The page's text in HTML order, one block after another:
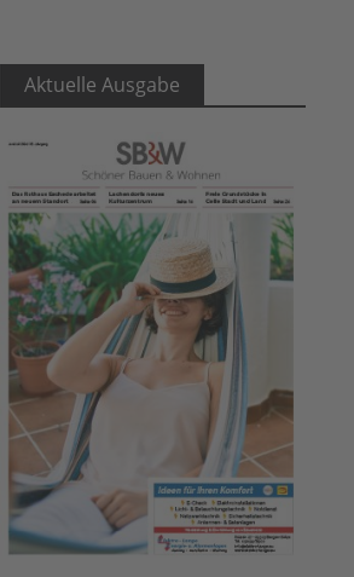
Aktuelle Ausgabe